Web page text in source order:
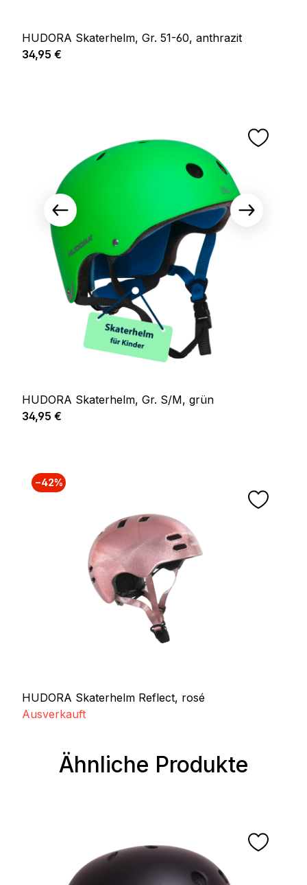
HUDORA Skaterhelm, Gr. 51-60, anthrazit
Regulärer Preis:
34,95 €
HUDORA Skaterhelm, Gr. S/M, grün
Regulärer Preis:
34,95 €
−42%
HUDORA Skaterhelm Reflect, rosé
Ausverkauft
Produktgalerie überspringen
Ähnliche Produkte